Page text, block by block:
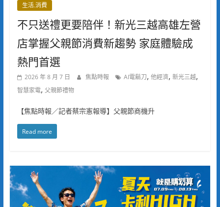
生活.消費
不只送禮更要陪伴！新光三越高雄左營
店掌握父親節消費新趨勢 家庭體驗成
熱門首選
2026 年 8 月 7 日 焦點時報 AI電鬍刀, 他經濟, 新光三越,
智慧家電, 父親節禮物
【焦點時報／記者蔡宗憲報導】父親節商機升
Read more